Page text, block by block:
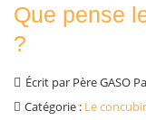
Que pense
?
Écrit par Père GASO
Catégorie : Le